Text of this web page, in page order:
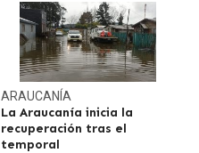
ARAUCANÍA
La Araucanía inicia la
recuperación tras el
temporal